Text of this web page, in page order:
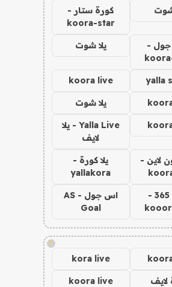
شوت
كورة ستار -
koora-star
جول -
يلا شوت
yalla
koora live
يلا شوت
Yalla Live - يلا
لايف
لاين -
يلا كورة -
yallakora
كورة 365 -
اس جول - AS
Goal
!
kora live
لايف koora live